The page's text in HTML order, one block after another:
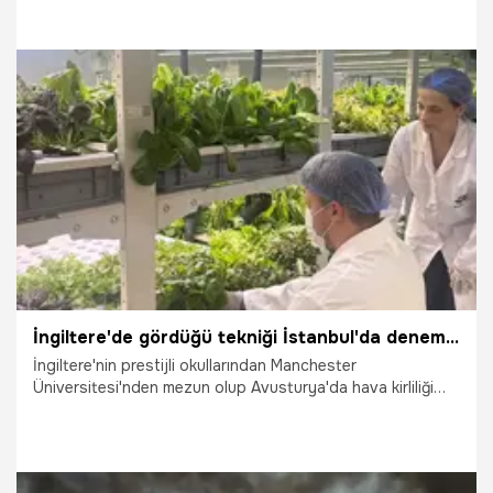
Hasat sonuçlarına göre; Ayrancı çeşidi bölge iklimine
yüksek uyum sağlayarak rekor verim performansına
ulaşırken, Seymen çeşidi soğuk havalardan etkilendi.
20.07.2026 Gündem
İngiltere'de gördüğü tekniği İstanbul'da denemek için kolları sıvadı: Bir otoparkı dev tarım üssüne dönüştürdü! Avrupa'yı bırakıp döndü, michelin yıldızlı şeflere satışa başladı!
İngiltere'nin prestijli okullarından Manchester
Üniversitesi'nden mezun olup Avusturya'da hava kirliliği
700 metrekarelik alanda tamamen yerli ve milli teknolojiyle